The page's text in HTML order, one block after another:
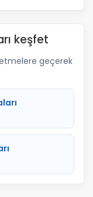
keşfet
geçerek